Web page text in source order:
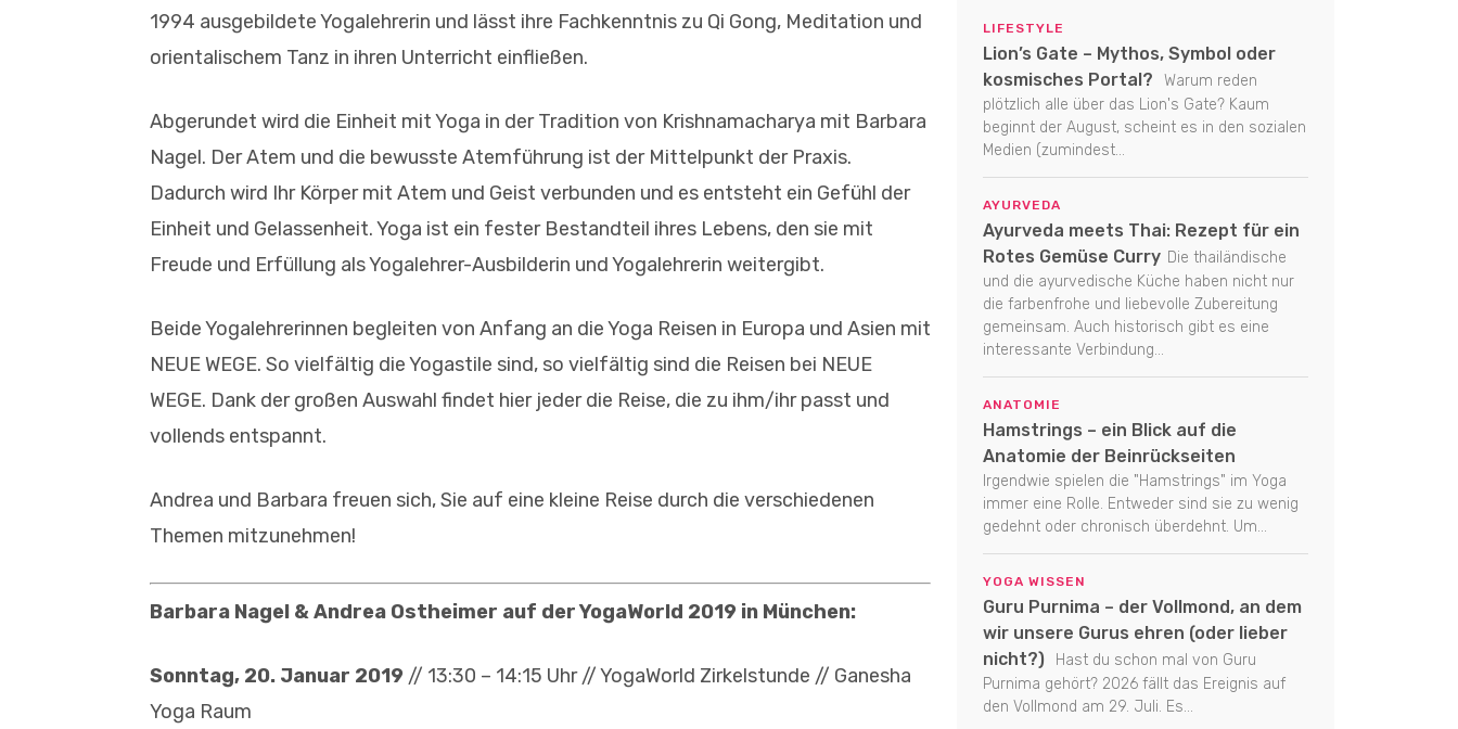
1994 ausgebildete Yogalehrerin und lässt ihre Fachkenntnis zu Qi Gong, Meditation und
orientalischem Tanz in ihren Unterricht einfließen.
Abgerundet wird die Einheit mit Yoga in der Tradition von Krishnamacharya mit Barbara
Nagel. Der Atem und die bewusste Atemführung ist der Mittelpunkt der Praxis.
Dadurch wird Ihr Körper mit Atem und Geist verbunden und es entsteht ein Gefühl der
Einheit und Gelassenheit. Yoga ist ein fester Bestandteil ihres Lebens, den sie mit
Freude und Erfüllung als Yogalehrer-Ausbilderin und Yogalehrerin weitergibt.
Beide Yogalehrerinnen begleiten von Anfang an die Yoga Reisen in Europa und Asien mit
NEUE WEGE. So vielfältig die Yogastile sind, so vielfältig sind die Reisen bei NEUE
WEGE. Dank der großen Auswahl findet hier jeder die Reise, die zu ihm/ihr passt und
vollends entspannt.
Andrea und Barbara freuen sich, Sie auf eine kleine Reise durch die verschiedenen
Themen mitzunehmen!
Barbara Nagel & Andrea Ostheimer auf der YogaWorld 2019 in München:
Sonntag, 20. Januar 2019 // 13:30 – 14:15 Uhr // YogaWorld Zirkelstunde // Ganesha
Yoga Raum
LIFESTYLE
Lion’s Gate – Mythos, Symbol oder
kosmisches Portal?
Warum reden
plötzlich alle über das Lion's Gate? Kaum
beginnt der August, scheint es in den sozialen
Medien (zumindest...
AYURVEDA
Ayurveda meets Thai: Rezept für ein
Rotes Gemüse Curry Die thailändische
und die ayurvedische Küche haben nicht nur
die farbenfrohe und liebevolle Zubereitung
gemeinsam. Auch historisch gibt es eine
interessante Verbindung...
ANATOMIE
Hamstrings – ein Blick auf die
Anatomie der Beinrückseiten
Irgendwie spielen die "Hamstrings" im Yoga
immer eine Rolle. Entweder sind sie zu wenig
gedehnt oder chronisch überdehnt. Um...
YOGA WISSEN
Guru Purnima – der Vollmond, an dem
wir unsere Gurus ehren (oder lieber
nicht?)
Hast du schon mal von Guru
Purnima gehört? 2026 fällt das Ereignis auf
den Vollmond am 29. Juli. Es...